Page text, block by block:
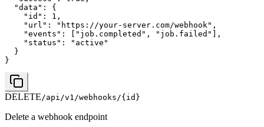
  "data": {
    "id": 1,
    "url": "https://your-server.com/webhook",
    "events": ["job.completed", "job.failed"],
    "status": "active"
  }
}
DELETE /api/v1/webhooks/{id}
Delete a webhook endpoint